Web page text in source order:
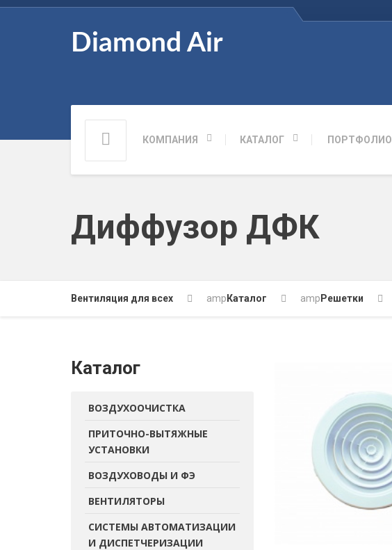
Diamond Air
КОМПАНИЯ КАТАЛОГ ПОРТФОЛИО
Диффузор ДФК
Вентиляция для всех amp Каталог amp Решетки
Каталог
ВОЗДУХООЧИСТКА
ПРИТОЧНО-ВЫТЯЖНЫЕ
УСТАНОВКИ
ВОЗДУХОВОДЫ И ФЭ
ВЕНТИЛЯТОРЫ
СИСТЕМЫ АВТОМАТИЗАЦИИ
И ДИСПЕТЧЕРИЗАЦИИ